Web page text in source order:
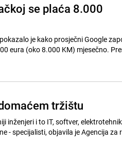
se plaća 8.000
je kako prosječni Google
eura (oko 8.000 KM) mjesečno.
tržištu
inženjeri i to IT, softver,
- specijalisti, objavila je Agencija za